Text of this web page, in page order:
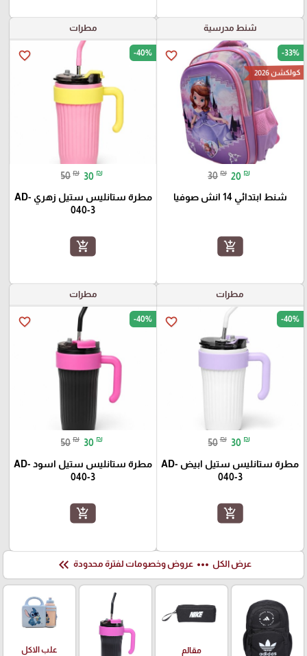
شنط مدرسية
favorite_border -33%
كولكشن 2026
30 ₪ 20 ₪
شنط ابتدائي 14 انش صوفيا
add_shopping_cart
مطرات
favorite_border -40%
50 ₪ 30 ₪
مطرة ستانليس ستيل زهري AD-
040-3
add_shopping_cart
مطرات
favorite_border -40%
50 ₪ 30 ₪
مطرة ستانليس ستيل ابيض AD-
040-3
add_shopping_cart
مطرات
favorite_border -40%
50 ₪ 30 ₪
مطرة ستانليس ستيل اسود AD-
040-3
add_shopping_cart
عرض الكل more_horiz عروض وخصومات لفترة محدودة keyboard_double_arrow_left
مقالم علب الاكل